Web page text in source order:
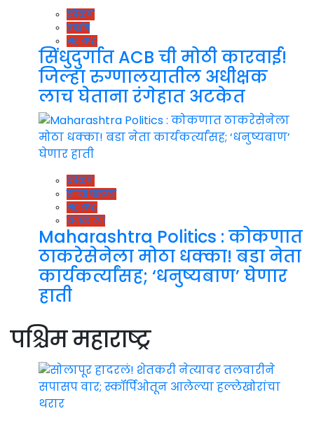
कोकण
क्राईम
महाराष्ट्र
सिंधुदुर्गात ACB ची मोठी कारवाई!
जिल्हा रुग्णालयातील अधीक्षक
लाच घेताना रंगेहात अटकेत
कोकण
ताज्या बातम्या
महाराष्ट्र
राजकारण
Maharashtra Politics : कोकणात
ठाकरेसेनेला मोठा धक्का! बडा नेता
कार्यकर्त्यांसह; ‘धनुष्यबाण’ घेणार
हाती
पश्चिम महाराष्ट्र